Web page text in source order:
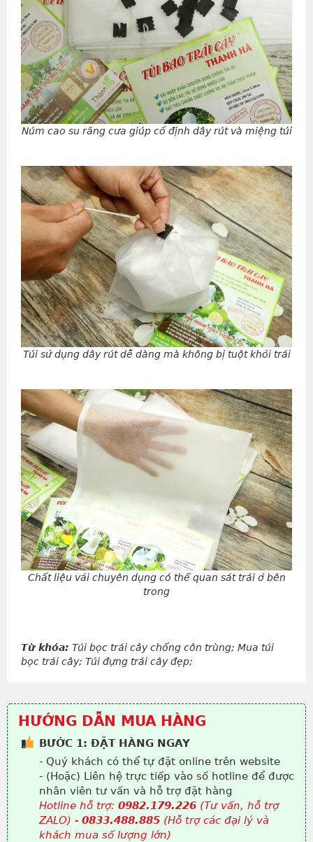
Núm cao su răng cưa giúp cố định dây rút và miệng túi
Túi sử dụng dây rút dễ dàng mà không bị tuột khỏi trái
Chất liệu vải chuyên dụng có thể quan sát trái ở bên
trong
Từ khóa: Túi bọc trái cây chống côn trùng; Mua túi
bọc trái cây; Túi đựng trái cây đẹp;
HƯỚNG DẪN MUA HÀNG
BƯỚC 1: ĐẶT HÀNG NGAY
- Quý khách có thể tự đặt online trên website
- (Hoặc) Liên hệ trực tiếp vào số hotline để được
nhân viên tư vấn và hỗ trợ đặt hàng
Hotline hỗ trợ: 0982.179.226 (Tư vấn, hỗ trợ
ZALO) - 0833.488.885 (Hỗ trợ các đại lý và
khách mua số lượng lớn)